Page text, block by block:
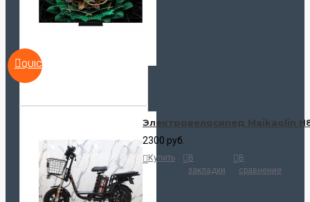
QUICKVIEW
Электровелосипед Maikaolin
2300 руб.
Купить
В
закладки
В
сравнение